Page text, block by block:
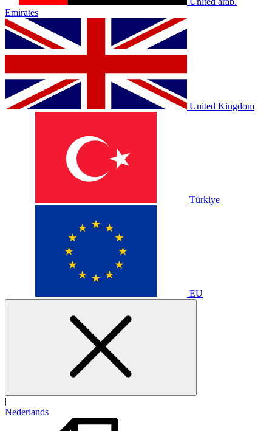
Emirates
United Kingdom
Türkiye
EU
|
Nederlands